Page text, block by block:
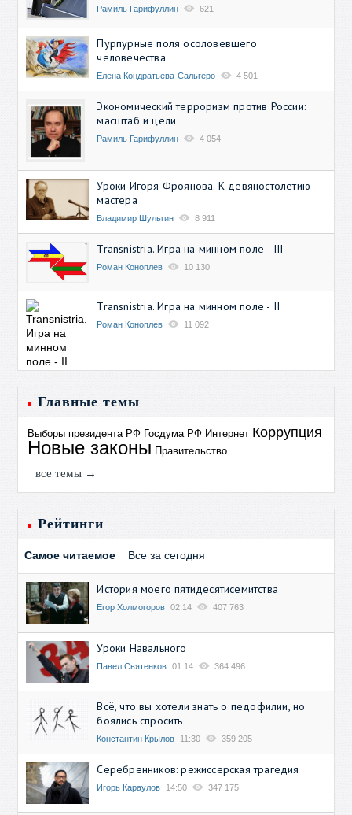
Рамиль Гарифуллин 621
Пурпурные поля осоловевшего
человечества
Елена Кондратьева-Сальгеро 4 501
Экономический терроризм против России:
масштаб и цели
Рамиль Гарифуллин 4 054
Уроки Игоря Фроянова. К девяностолетию
мастера
Владимир Шульгин 8 911
Transnistria. Игра на минном поле - III
Роман Коноплев 10 130
Transnistria. Игра на минном поле - II
Роман Коноплев 11 092
Главные темы
Выборы президента РФ Госдума РФ Интернет Коррупция
Новые законы Правительство
все темы →
Рейтинги
Самое читаемое Все за сегодня
История моего пятидесятисемитства
Егор Холмогоров 02:14 407 763
Уроки Навального
Павел Святенков 01:14 364 496
Всё, что вы хотели знать о педофилии, но
боялись спросить
Константин Крылов 11:30 359 205
Серебренников: режиссерская трагедия
Игорь Караулов 14:50 347 175